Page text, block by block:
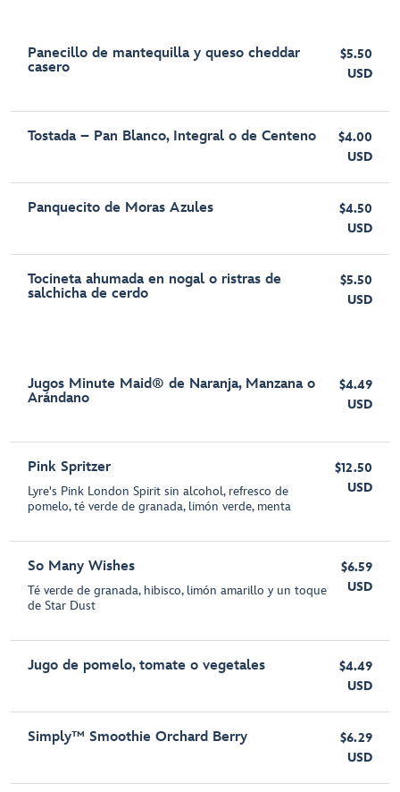
Panecillo de mantequilla y queso cheddar
casero
$5.50
USD
Tostada – Pan Blanco, Integral o de Centeno
$4.00
USD
Panquecito de Moras Azules
$4.50
USD
Tocineta ahumada en nogal o ristras de
salchicha de cerdo
$5.50
USD
Jugos Minute Maid® de Naranja, Manzana o
Arándano
$4.49
USD
Pink Spritzer
Lyre's Pink London Spirit sin alcohol, refresco de
pomelo, té verde de granada, limón verde, menta
$12.50
USD
So Many Wishes
Té verde de granada, hibisco, limón amarillo y un toque
de Star Dust
$6.59
USD
Jugo de pomelo, tomate o vegetales
$4.49
USD
Simply™ Smoothie Orchard Berry
$6.29
USD